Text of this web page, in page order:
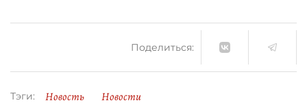
Поделиться:
Тэги: Новость Новости